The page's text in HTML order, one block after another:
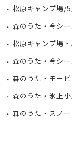
松原キャンプ場/5
森のうた・今シ
松原キャンプ場
森のうた・今シ
森のうた・モー
森のうた・氷上
森のうた・スノ